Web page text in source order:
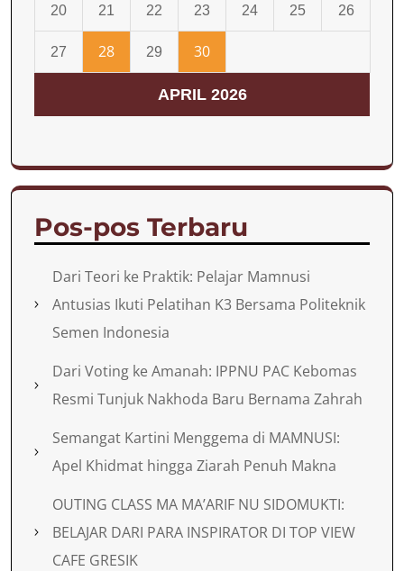
APRIL 2026
20 21 22 23 24 25 26
27 28 29 30
Pos-pos Terbaru
Dari Teori ke Praktik: Pelajar Mamnusi
Antusias Ikuti Pelatihan K3 Bersama Politeknik
Semen Indonesia
Dari Voting ke Amanah: IPPNU PAC Kebomas
Resmi Tunjuk Nakhoda Baru Bernama Zahrah
Semangat Kartini Menggema di MAMNUSI:
Apel Khidmat hingga Ziarah Penuh Makna
OUTING CLASS MA MA’ARIF NU SIDOMUKTI:
BELAJAR DARI PARA INSPIRATOR DI TOP VIEW
CAFE GRESIK